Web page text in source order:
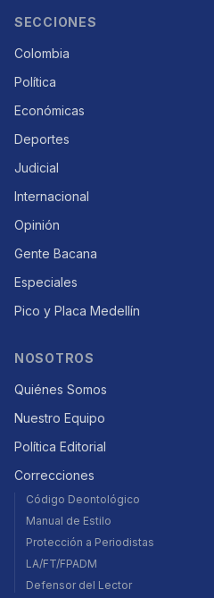
SECCIONES
Colombia
Política
Económicas
Deportes
Judicial
Internacional
Opinión
Gente Bacana
Especiales
Pico y Placa Medellín
NOSOTROS
Quiénes Somos
Nuestro Equipo
Política Editorial
Correcciones
Código Deontológico
Manual de Estilo
Protección a Periodistas
LA/FT/FPADM
Defensor del Lector